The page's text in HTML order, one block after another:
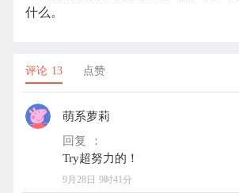
什么。
评论 13 点赞
萌系萝莉
回复 ：
9月28日 9时41分